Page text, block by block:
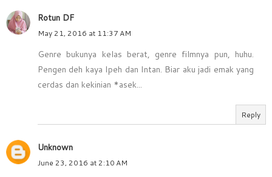
Rotun DF
May 21, 2016 at 11:37 AM
Genre bukunya kelas berat, genre filmnya pun, huhu.
Pengen deh kaya Ipeh dan Intan. Biar aku jadi emak yang
cerdas dan kekinian *asek...
Reply
Unknown
June 23, 2016 at 2:10 AM